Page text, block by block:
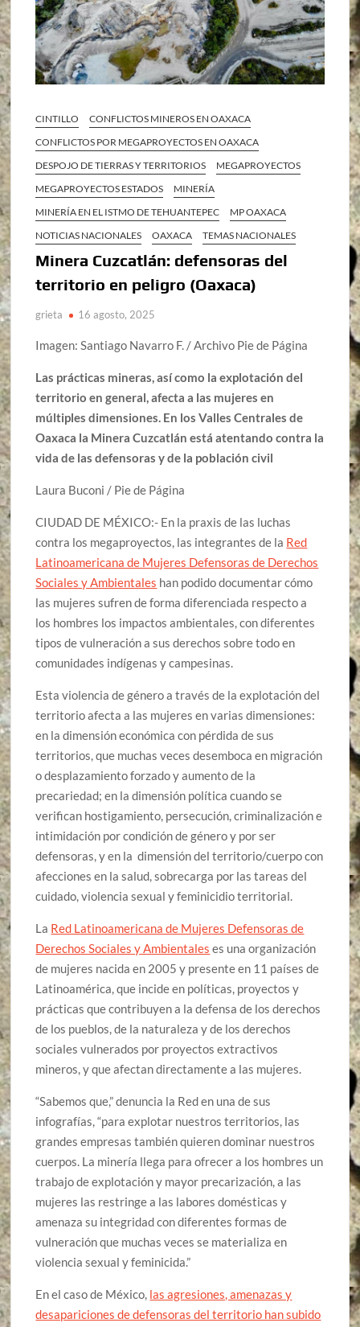
CINTILLO
CONFLICTOS MINEROS EN OAXACA
CONFLICTOS POR MEGAPROYECTOS EN OAXACA
DESPOJO DE TIERRAS Y TERRITORIOS
MEGAPROYECTOS
MEGAPROYECTOS ESTADOS
MINERÍA
MINERÍA EN EL ISTMO DE TEHUANTEPEC
MP OAXACA
NOTICIAS NACIONALES
OAXACA TEMAS NACIONALES
Minera Cuzcatlán: defensoras del
territorio en peligro (Oaxaca)
grieta 16 agosto, 2025
Imagen: Santiago Navarro F. / Archivo Pie de Página
Las prácticas mineras, así como la explotación del
territorio en general, afecta a las mujeres en
múltiples dimensiones. En los Valles Centrales de
Oaxaca la Minera Cuzcatlán está atentando contra la
vida de las defensoras y de la población civil
Laura Buconi / Pie de Página
CIUDAD DE MÉXICO:- En la praxis de las luchas
contra los megaproyectos, las integrantes de la Red
Latinoamericana de Mujeres Defensoras de Derechos
Sociales y Ambientales han podido documentar cómo
las mujeres sufren de forma diferenciada respecto a
los hombres los impactos ambientales, con diferentes
tipos de vulneración a sus derechos sobre todo en
comunidades indígenas y campesinas.
Esta violencia de género a través de la explotación del
territorio afecta a las mujeres en varias dimensiones:
en la dimensión económica con pérdida de sus
territorios, que muchas veces desemboca en migración
o desplazamiento forzado y aumento de la
precariedad; en la dimensión política cuando se
verifican hostigamiento, persecución, criminalización e
intimidación por condición de género y por ser
defensoras, y en la dimensión del territorio/cuerpo con
afecciones en la salud, sobrecarga por las tareas del
cuidado, violencia sexual y feminicidio territorial.
La Red Latinoamericana de Mujeres Defensoras de
Derechos Sociales y Ambientales es una organización
de mujeres nacida en 2005 y presente en 11 países de
Latinoamérica, que incide en políticas, proyectos y
prácticas que contribuyen a la defensa de los derechos
de los pueblos, de la naturaleza y de los derechos
sociales vulnerados por proyectos extractivos
mineros, y que afectan directamente a las mujeres.
“Sabemos que,” denuncia la Red en una de sus
infografías, “para explotar nuestros territorios, las
grandes empresas también quieren dominar nuestros
cuerpos. La minería llega para ofrecer a los hombres un
trabajo de explotación y mayor precarización, a las
mujeres las restringe a las labores domésticas y
amenaza su integridad con diferentes formas de
vulneración que muchas veces se materializa en
violencia sexual y feminicida.”
En el caso de México, las agresiones, amenazas y
desapariciones de defensoras del territorio han subido